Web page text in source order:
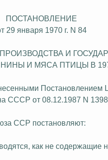
ПОСТАНОВЛЕНИЕ
29 января 1970 г. N 84
И
И МЯСА ПТИЦЫ В
Постановлением
СССР от 08.12.1987 N
ССР постановляют:
как не